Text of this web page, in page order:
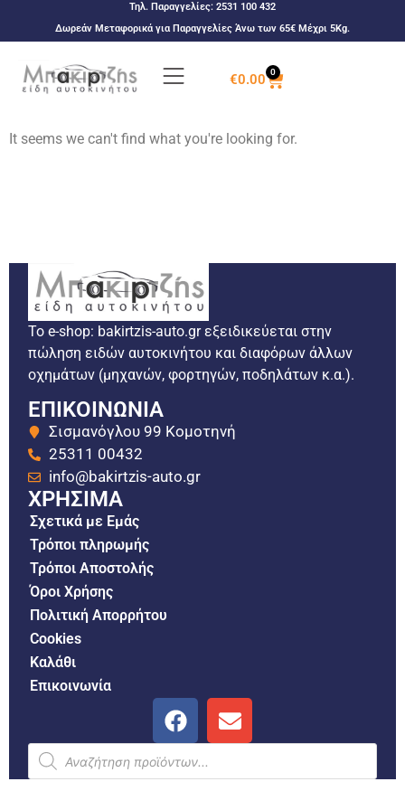
Τηλ. Παραγγελίες: 2531 100 432
Δωρεάν Μεταφορικά για Παραγγελίες Άνω των 65€ Μέχρι 5Kg.
€0.00 0
It seems we can't find what you're looking for.
Το e-shop: bakirtzis-auto.gr εξειδικεύεται στην
πώληση ειδών αυτοκινήτου και διαφόρων άλλων
οχημάτων (μηχανών, φορτηγών, ποδηλάτων κ.α.).
ΕΠΙΚΟΙΝΩΝΙΑ
Σισμανόγλου 99 Κομοτηνή
25311 00432
info@bakirtzis-auto.gr
ΧΡΗΣΙΜΑ
Σχετικά με Εμάς
Τρόποι πληρωμής
Τρόποι Αποστολής
Όροι Χρήσης
Πολιτική Απορρήτου
Cookies
Καλάθι
Επικοινωνία